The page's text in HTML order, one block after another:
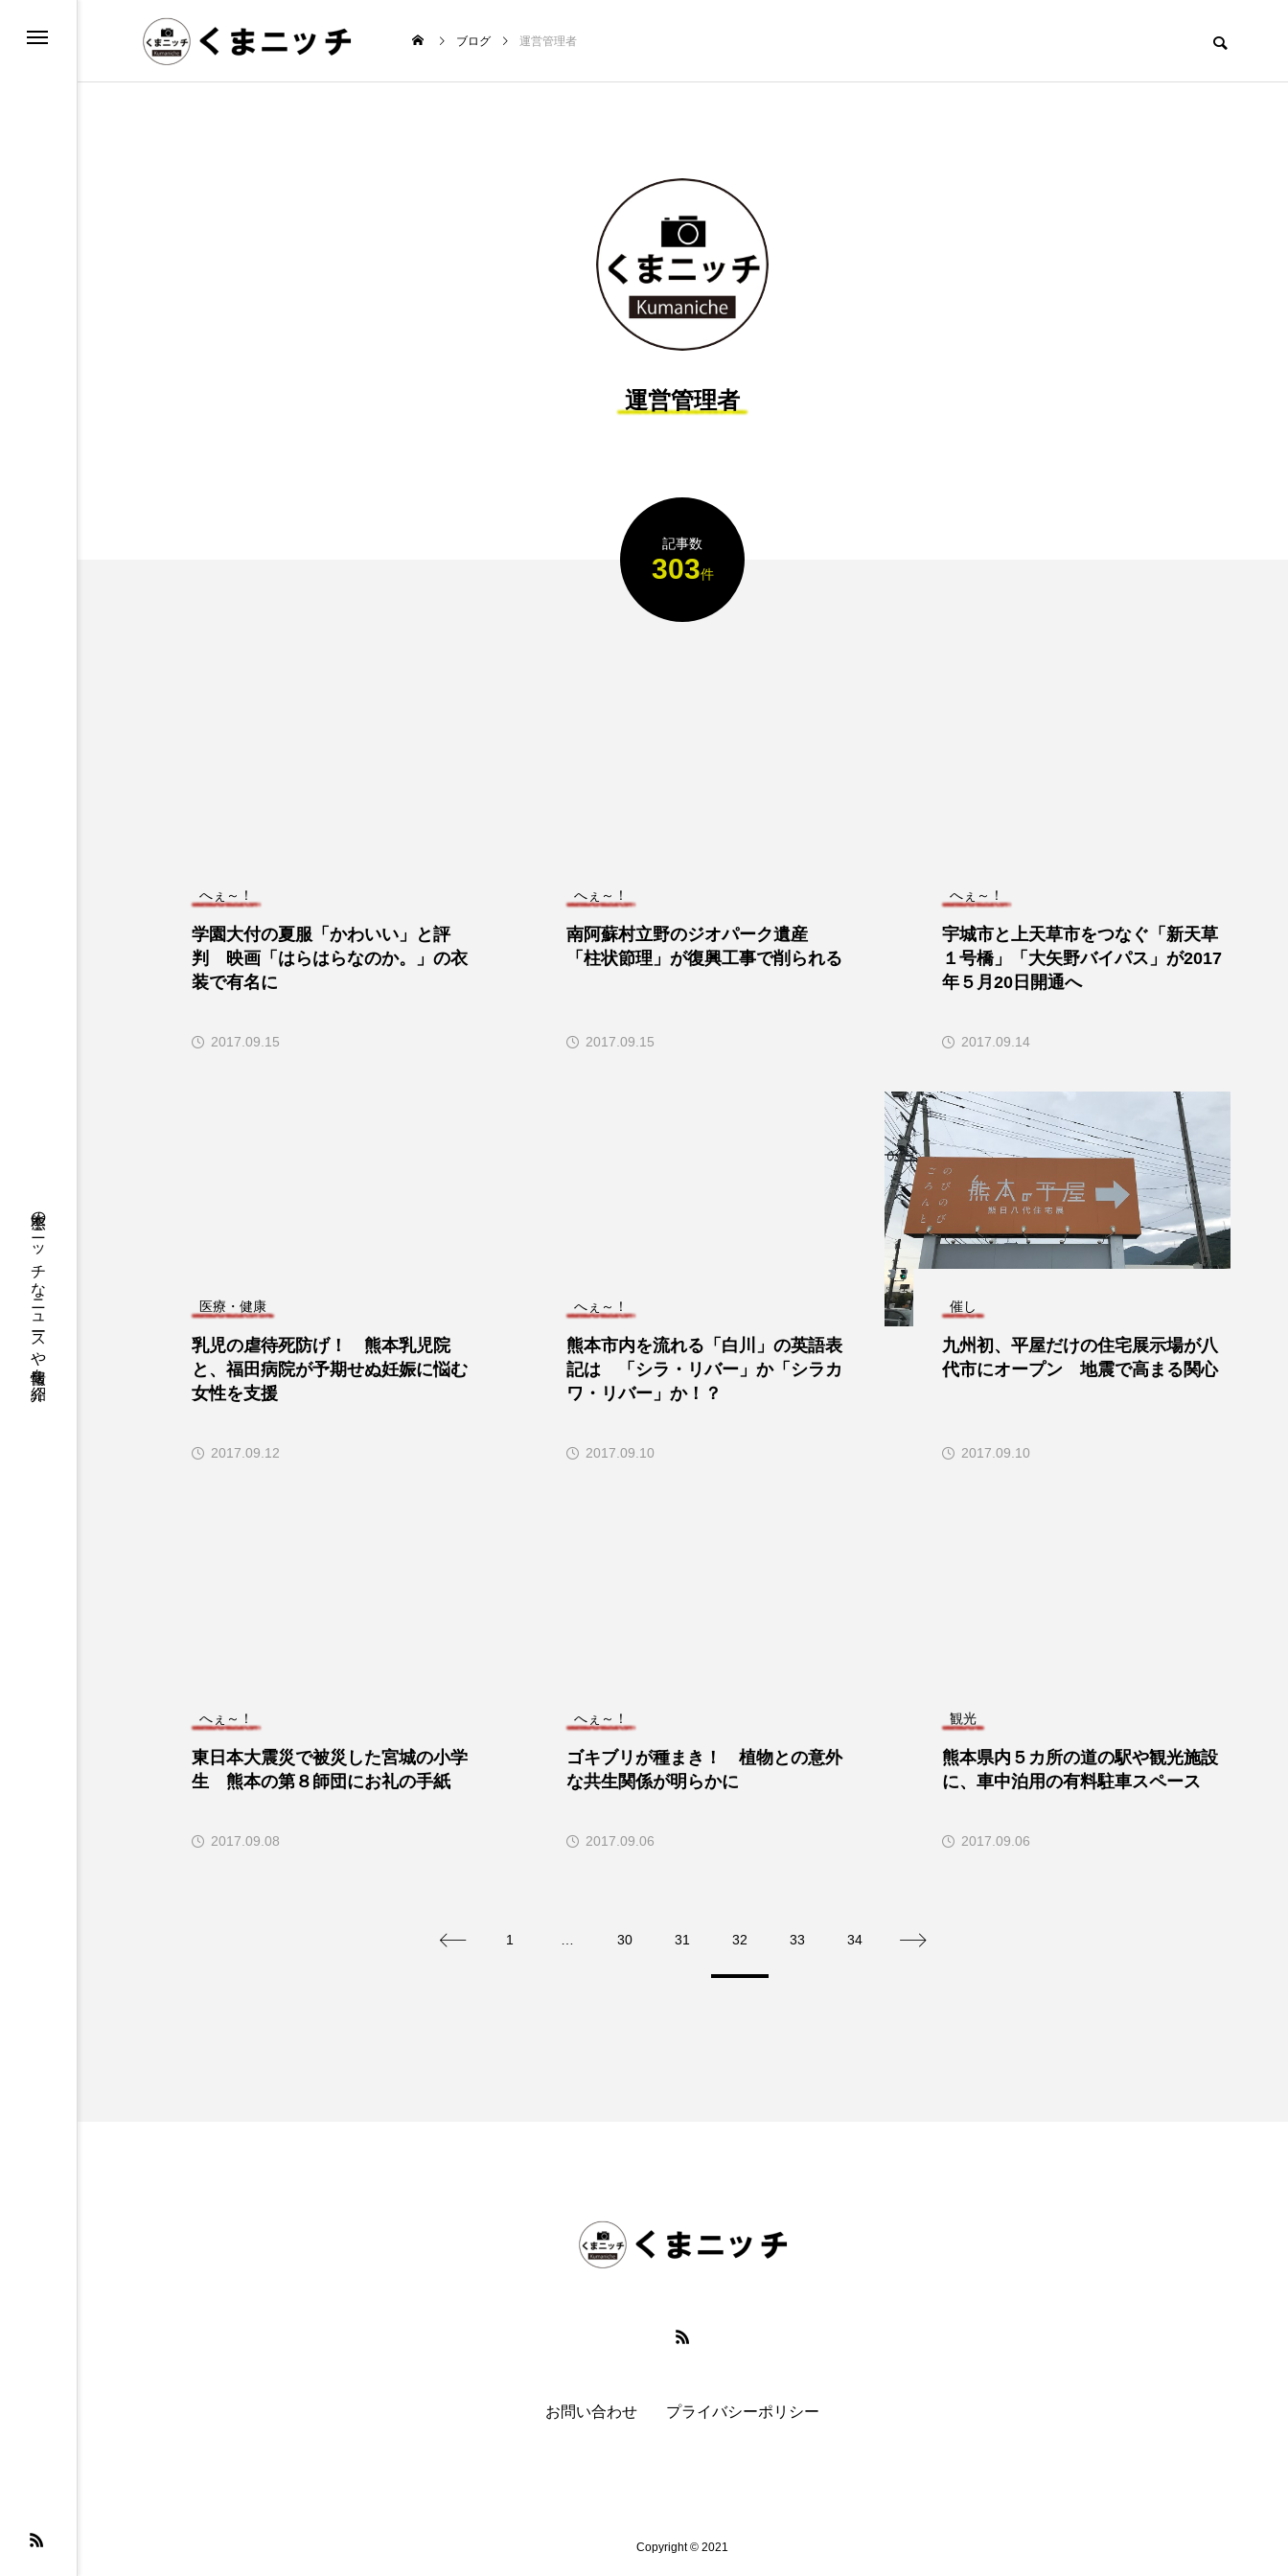
熊本のニッチなニュースや情報を紹介
ブログ 運営管理者
運営管理者
記事数
303件
へぇ～！
学園大付の夏服「かわいい」と評
判 映画「はらはらなのか。」の衣
装で有名に
2017.09.15
へぇ～！
南阿蘇村立野のジオパーク遺産
「柱状節理」が復興工事で削られる
2017.09.15
へぇ～！
宇城市と上天草市をつなぐ「新天草
１号橋」「大矢野バイパス」が2017
年５月20日開通へ
2017.09.14
医療・健康
乳児の虐待死防げ！ 熊本乳児院
と、福田病院が予期せぬ妊娠に悩む
女性を支援
2017.09.12
へぇ～！
熊本市内を流れる「白川」の英語表
記は 「シラ・リバー」か「シラカ
ワ・リバー」か！？
2017.09.10
催し
九州初、平屋だけの住宅展示場が八
代市にオープン 地震で高まる関心
2017.09.10
へぇ～！
東日本大震災で被災した宮城の小学
生 熊本の第８師団にお礼の手紙
2017.09.08
へぇ～！
ゴキブリが種まき！ 植物との意外
な共生関係が明らかに
2017.09.06
観光
熊本県内５カ所の道の駅や観光施設
に、車中泊用の有料駐車スペース
2017.09.06
1 … 30 31 32 33 34
お問い合わせ プライバシーポリシー
Copyright © 2021